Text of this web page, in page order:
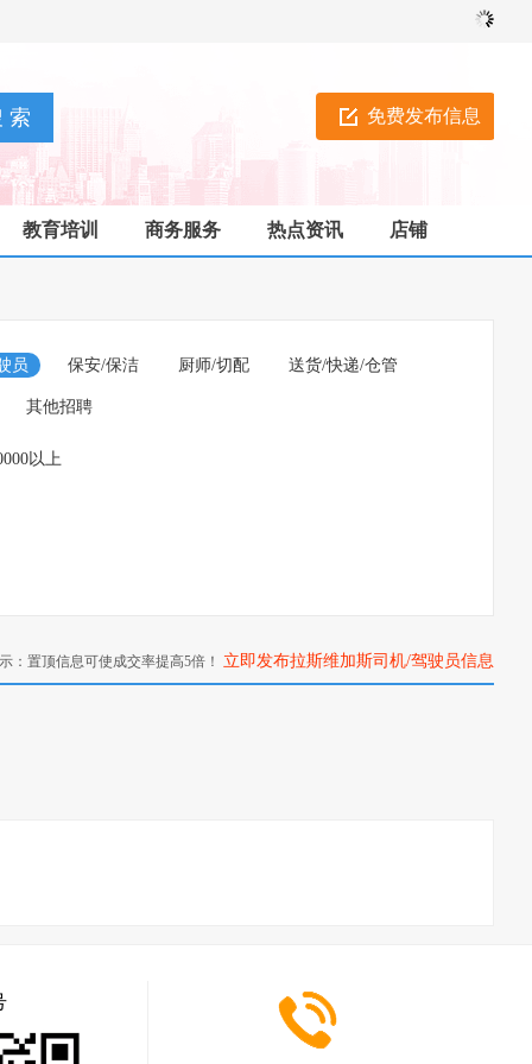
免费发布信息
教育培训 商务服务 热点资讯 店铺
员 保安/保洁 厨师/切配 送货/快递/仓管
其他招聘
以上
：置顶信息可使成交率提高5倍！ 立即发布拉斯维加斯司机/驾驶员信息